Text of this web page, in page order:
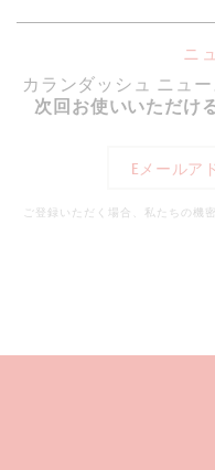
0.5mmのHB
りげないス
ニ
カランダッシュ ニュ
次回お使いいただけ
ご登録いただく場合、私たちの機